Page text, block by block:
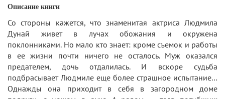
Описание книги
Со стороны кажется, что знаменитая актриса Людмила
Дунай живет в лучах обожания и окружена
поклонниками. Но мало кто знает: кроме съемок и работы
в ее жизни почти ничего не осталось. Муж оказался
предателем, дочь отдалилась. И вскоре судьба
подбрасывает Людмиле еще более страшное испытание…
Однажды она приходит в себя в загородном доме